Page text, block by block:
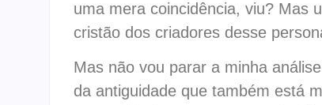
uma mera coincidência, viu? Mas
cristão dos criadores desse
Mas não vou parar a minha
da antiguidade que também está